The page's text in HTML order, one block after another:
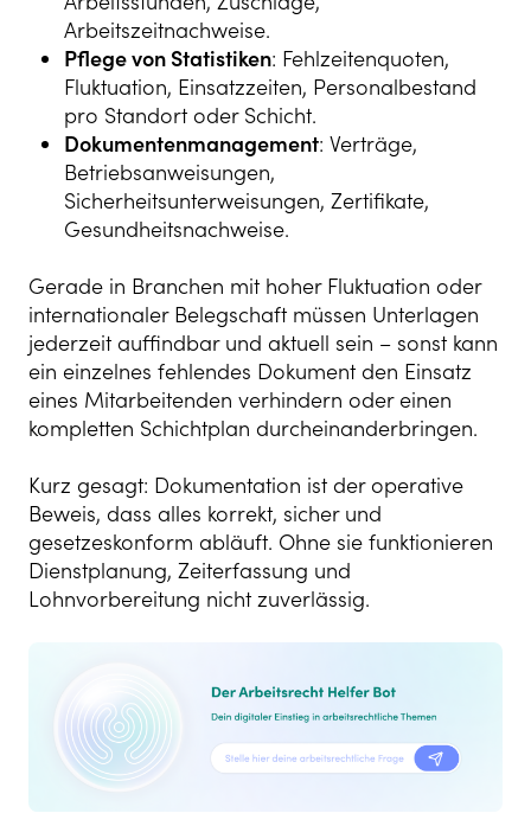
Arbeitszeitnachweise.
Pflege von Statistiken: Fehlzeitenquoten,
Fluktuation, Einsatzzeiten, Personalbestand
pro Standort oder Schicht.
Dokumentenmanagement: Verträge,
Betriebsanweisungen,
Sicherheitsunterweisungen, Zertifikate,
Gesundheitsnachweise.
Gerade in Branchen mit hoher Fluktuation oder
internationaler Belegschaft müssen Unterlagen
jederzeit auffindbar und aktuell sein – sonst kann
ein einzelnes fehlendes Dokument den Einsatz
eines Mitarbeitenden verhindern oder einen
kompletten Schichtplan durcheinanderbringen.
Kurz gesagt: Dokumentation ist der operative
Beweis, dass alles korrekt, sicher und
gesetzeskonform abläuft. Ohne sie funktionieren
Dienstplanung, Zeiterfassung und
Lohnvorbereitung nicht zuverlässig.